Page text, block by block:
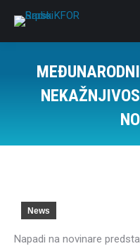
News
Napadi na novinare